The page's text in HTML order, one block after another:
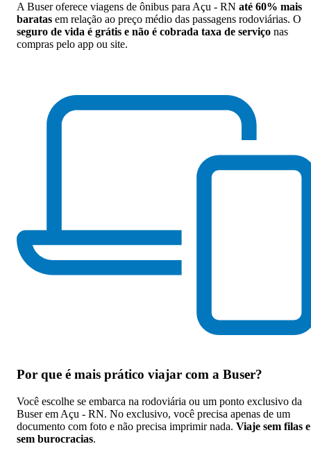
A Buser oferece viagens de ônibus para Açu - RN até 60% mais
baratas em relação ao preço médio das passagens rodoviárias. O
seguro de vida é grátis e não é cobrada taxa de serviço nas
compras pelo app ou site.
Por que é mais prático viajar com a Buser?
Você escolhe se embarca na rodoviária ou um ponto exclusivo da
Buser em Açu - RN. No exclusivo, você precisa apenas de um
documento com foto e não precisa imprimir nada. Viaje sem filas e
sem burocracias.